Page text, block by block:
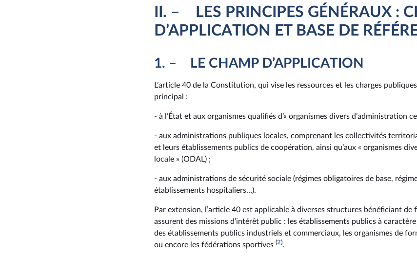
II. – LES PRINCIPES GÉNÉRAUX :
D’APPLICATION ET BASE DE
1. – LE CHAMP D’APPLICATION
L’article 40 de la Constitution, qui vise les ressources et les charges
principal :
- à l’État et aux organismes qualifiés d’« organismes divers d’administration
- aux administrations publiques locales, comprenant les collectivités
et leurs établissements publics de coopération, ainsi qu’aux « organismes
locale » (ODAL) ;
- aux administrations de sécurité sociale (régimes obligatoires de base,
établissements hospitaliers…).
Par extension, l’article 40 est applicable à diverses structures bénéficiant de
assurent des missions d’intérêt public : les établissements publics à
des établissements publics industriels et commerciaux, les organismes de
ou encore les fédérations sportives (2).